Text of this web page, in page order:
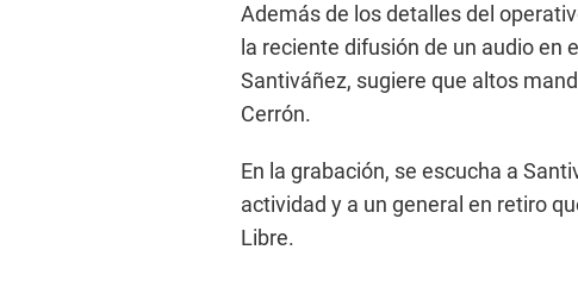
Además de los detalles del
la reciente difusión de un audio en
Santiváñez, sugiere que altos
Cerrón.
En la grabación, se escucha a
actividad y a un general en retiro
Libre.